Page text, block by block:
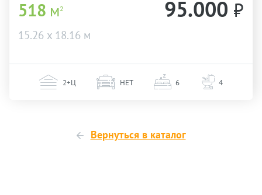
518 м2
15.26 х 18.16 м
95.000 ₽
2+Ц НЕТ 6 4
Вернуться в каталог